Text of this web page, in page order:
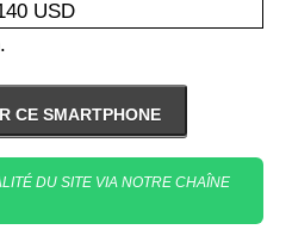
USD
CE SMARTPHONE
DU SITE VIA NOTRE CHAÎNE